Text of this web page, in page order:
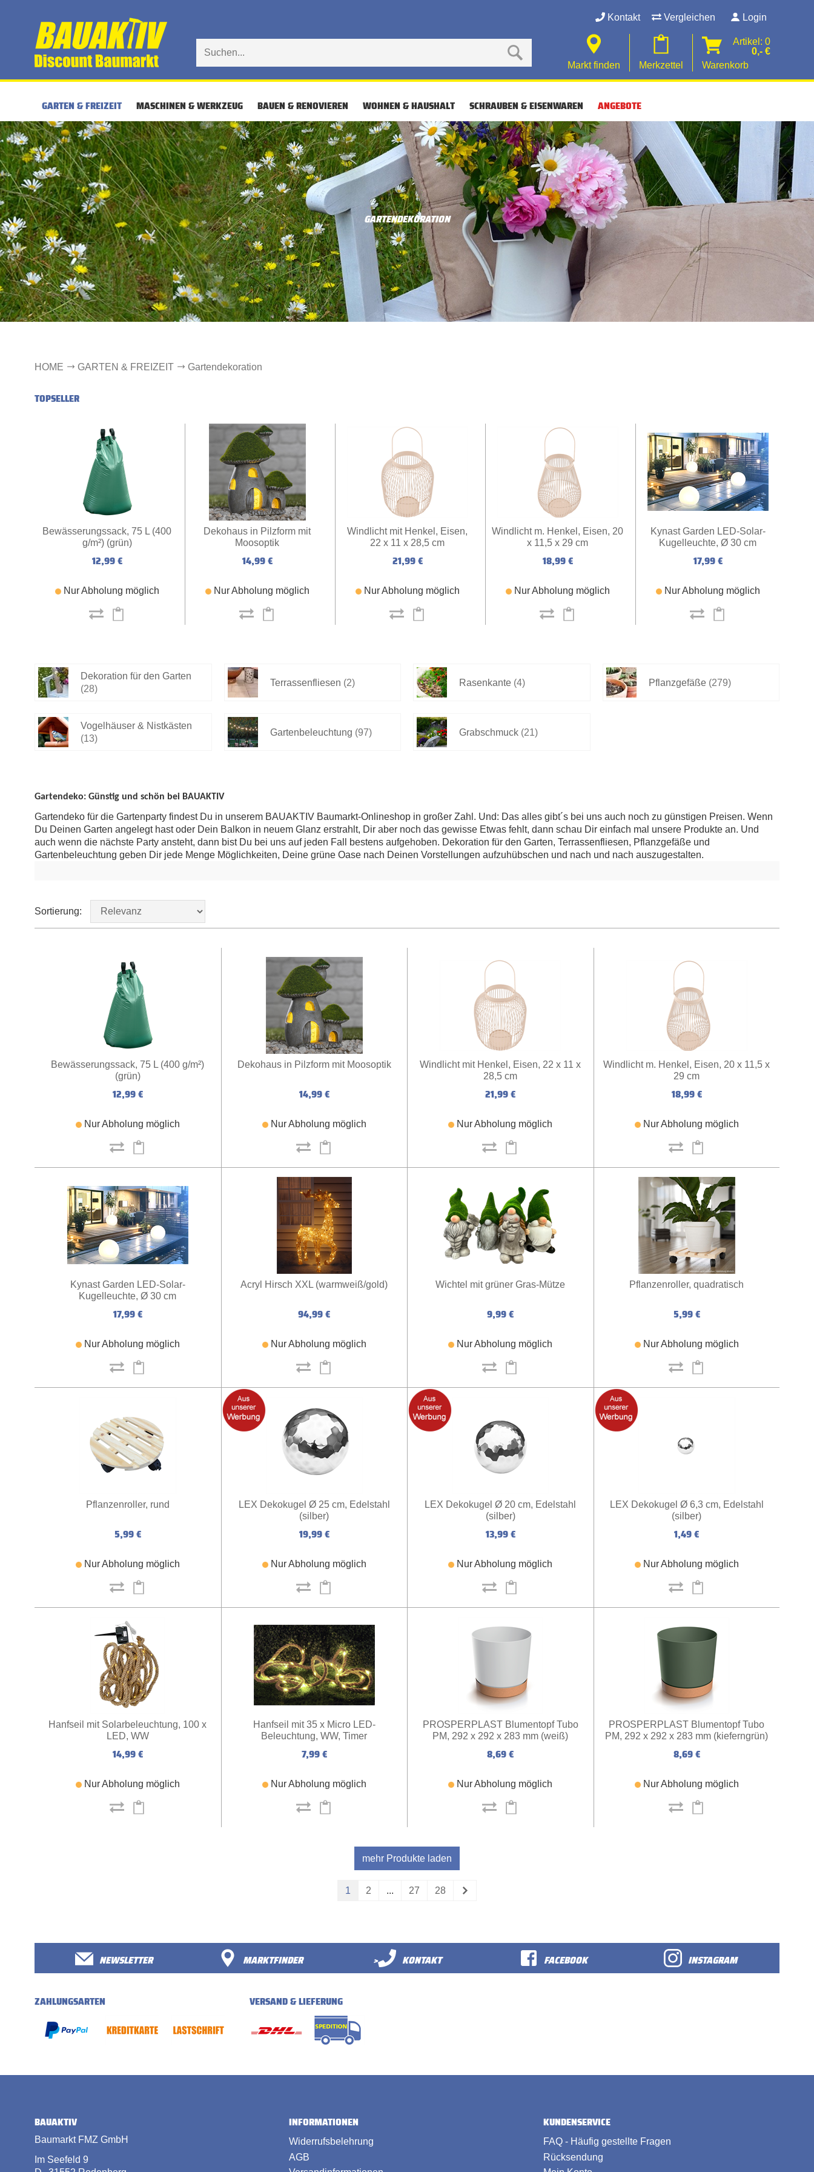
Kontakt Vergleichen Login
Markt finden Merkzettel
Artikel: 0
0,- €
Warenkorb
GARTEN & FREIZEIT MASCHINEN & WERKZEUG BAUEN & RENOVIEREN WOHNEN & HAUSHALT SCHRAUBEN & EISENWAREN ANGEBOTE
GARTENDEKORATION
HOME GARTEN & FREIZEIT Gartendekoration
TOPSELLER
Bewässerungssack, 75 L (400
g/m²) (grün)
12,99 €
Nur Abholung möglich
Dekohaus in Pilzform mit
Moosoptik
14,99 €
Nur Abholung möglich
Windlicht mit Henkel, Eisen,
22 x 11 x 28,5 cm
21,99 €
Nur Abholung möglich
Windlicht m. Henkel, Eisen, 20
x 11,5 x 29 cm
18,99 €
Nur Abholung möglich
Kynast Garden LED-Solar-
Kugelleuchte, Ø 30 cm
17,99 €
Nur Abholung möglich
Dekoration für den Garten
(28)
Terrassenfliesen (2) Rasenkante (4) Pflanzgefäße (279)
Vogelhäuser & Nistkästen
(13)
Gartenbeleuchtung (97) Grabschmuck (21)
Gartendeko: Günstig und schön bei BAUAKTIV
Gartendeko für die Gartenparty findest Du in unserem BAUAKTIV Baumarkt-Onlineshop in großer Zahl. Und: Das alles gibt´s bei uns auch noch zu günstigen Preisen. Wenn
Du Deinen Garten angelegt hast oder Dein Balkon in neuem Glanz erstrahlt, Dir aber noch das gewisse Etwas fehlt, dann schau Dir einfach mal unsere Produkte an. Und
auch wenn die nächste Party ansteht, dann bist Du bei uns auf jeden Fall bestens aufgehoben. Dekoration für den Garten, Terrassenfliesen, Pflanzgefäße und
Gartenbeleuchtung geben Dir jede Menge Möglichkeiten, Deine grüne Oase nach Deinen Vorstellungen aufzuhübschen und nach und nach auszugestalten.
Sortierung:
Bewässerungssack, 75 L (400 g/m²)
(grün)
12,99 €
Nur Abholung möglich
Dekohaus in Pilzform mit Moosoptik
14,99 €
Nur Abholung möglich
Windlicht mit Henkel, Eisen, 22 x 11 x
28,5 cm
21,99 €
Nur Abholung möglich
Windlicht m. Henkel, Eisen, 20 x 11,5 x
29 cm
18,99 €
Nur Abholung möglich
Kynast Garden LED-Solar-
Kugelleuchte, Ø 30 cm
17,99 €
Nur Abholung möglich
Acryl Hirsch XXL (warmweiß/gold)
94,99 €
Nur Abholung möglich
Wichtel mit grüner Gras-Mütze
9,99 €
Nur Abholung möglich
Pflanzenroller, quadratisch
5,99 €
Nur Abholung möglich
Pflanzenroller, rund
5,99 €
Nur Abholung möglich
LEX Dekokugel Ø 25 cm, Edelstahl
(silber)
19,99 €
Nur Abholung möglich
LEX Dekokugel Ø 20 cm, Edelstahl
(silber)
13,99 €
Nur Abholung möglich
LEX Dekokugel Ø 6,3 cm, Edelstahl
(silber)
1,49 €
Nur Abholung möglich
Hanfseil mit Solarbeleuchtung, 100 x
LED, WW
14,99 €
Nur Abholung möglich
Hanfseil mit 35 x Micro LED-
Beleuchtung, WW, Timer
7,99 €
Nur Abholung möglich
PROSPERPLAST Blumentopf Tubo
PM, 292 x 292 x 283 mm (weiß)
8,69 €
Nur Abholung möglich
PROSPERPLAST Blumentopf Tubo
PM, 292 x 292 x 283 mm (kieferngrün)
8,69 €
Nur Abholung möglich
mehr Produkte laden
1 2 ... 27 28
NEWSLETTER MARKTFINDER > KONTAKT FACEBOOK INSTAGRAM
ZAHLUNGSARTEN VERSAND & LIEFERUNG
BAUAKTIV
Baumarkt FMZ GmbH
Im Seefeld 9
INFORMATIONEN
Widerrufsbelehrung
AGB
KUNDENSERVICE
FAQ - Häufig gestellte Fragen
Rücksendung